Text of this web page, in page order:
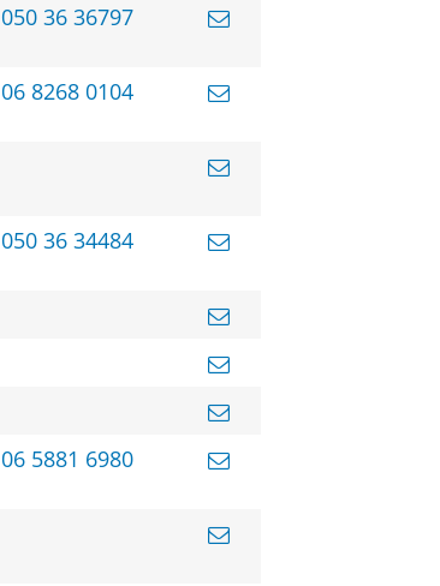
050 36 36797
06 8268 0104
050 36 34484
06 5881 6980